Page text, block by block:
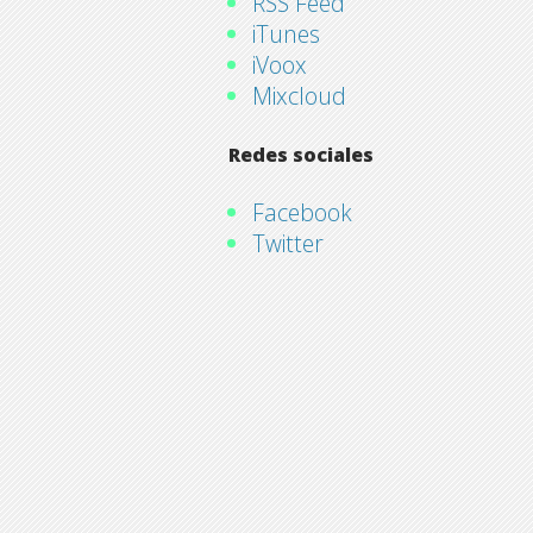
iTunes
iVoox
Mixcloud
Redes sociales
Facebook
Twitter